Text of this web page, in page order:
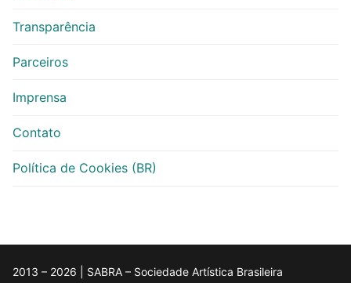
Transparência
Parceiros
Imprensa
Contato
Política de Cookies (BR)
2013 – 2026 | SABRA – Sociedade Artística Brasileira